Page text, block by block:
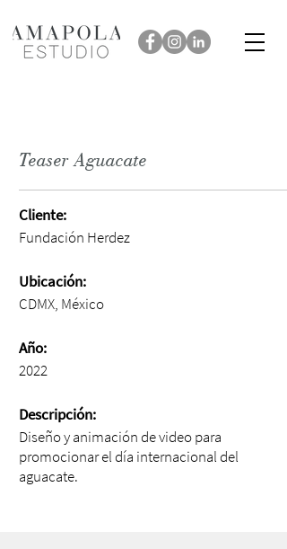
Teaser Aguacate
Cliente:
Fundación Herdez
Ubicación:
CDMX, México
Año:
2022
Descripción:
Diseño y animación de video para
promocionar el día internacional del
aguacate.